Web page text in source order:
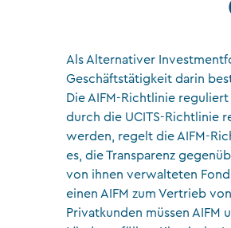
Als Alternativer
Geschäftstätigkeit darin
Die AIFM-Richtlinie
durch die UCITS-Richtlinie
werden, regelt die AIFM-
es, die Transparenz
von ihnen verwalteten
einen AIFM zum Vertrieb
Privatkunden müssen AIFM